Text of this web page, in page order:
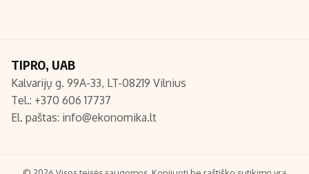
TIPRO, UAB
Kalvarijų g. 99A-33, LT-08219 Vilnius
Tel.: +370 606 17737
El. paštas: info@ekonomika.lt